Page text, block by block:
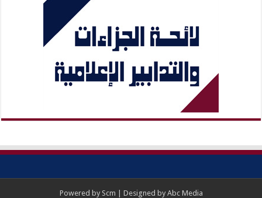
Powered by Scm | Designed by Abc Media